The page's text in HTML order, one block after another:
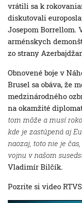
vrátili sa k
diskutovali
Josepom Borrellom.
arménskych
zo strany
Obnovené boje v
Brusel sa obáva, že
medzinárodného
na okamžité
tom môže a musí
kde je zastúpená aj
naozaj, toto nie je
vojnu v našom
Vladimír Bilčík.
Pozrite si video